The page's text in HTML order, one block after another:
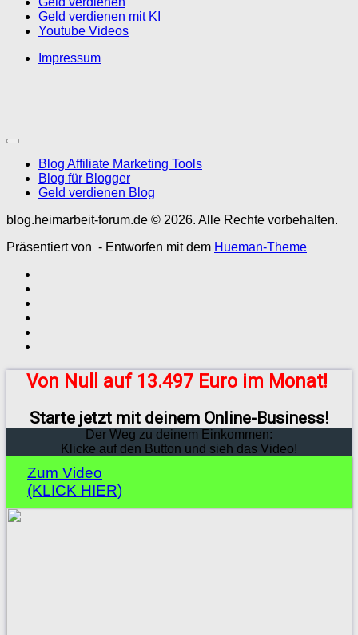
Geld verdienen mit KI
Youtube Videos
Impressum
Blog Affiliate Marketing Tools
Blog für Blogger
Geld verdienen Blog
blog.heimarbeit-forum.de © 2026. Alle Rechte vorbehalten.
Präsentiert von - Entworfen mit dem Hueman-Theme
Von Null auf 13.497 Euro im Monat!
Starte jetzt mit deinem Online-Business!
Der Weg zu deinem Einkommen:
Klicke auf den Button und sieh das Video!
Zum Video
(KLICK HIER)